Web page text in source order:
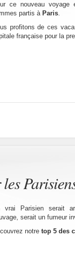
ce nouveau
partis à Paris.
profitons de ces
française pour la
vrai Parisien serait
serait un fumeur
notre top 5 des